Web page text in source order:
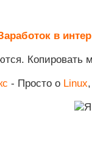
в
Копировать
- Просто о Linux